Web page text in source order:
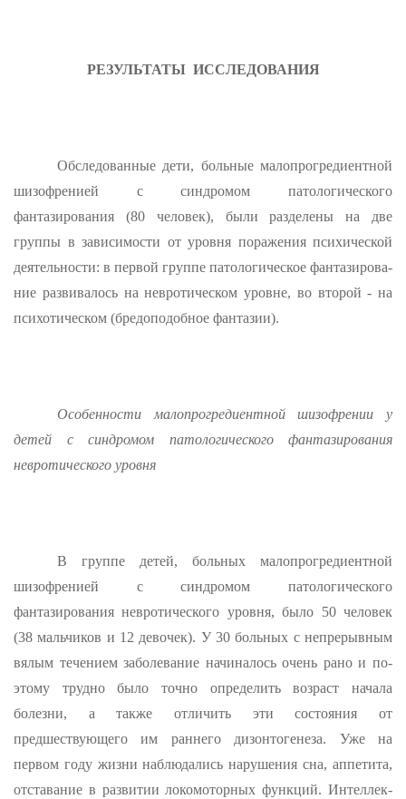
РЕЗУЛЬТАТЫ ИССЛЕДОВАНИЯ
Обследованные дети, больные малопрогредиентной
шизофренией с синдромом патологического
фантазирования (80 человек), были разделены на две
группы в зависимости от уровня поражения психи­ческой
деятельности: в первой группе патологическое фантазирова­
ние развивалось на невротическом уровне, во второй - на
психоти­ческом (бредоподобное фантазии).
Особенности малопрогредиентной шизофрении у
детей с синдромом патологического фантазирования
невротического уровня
В группе детей, больных малопрогредиентной
шизофренией с синдромом патологического
фантазирования невротического уровня, было 50 человек
(38 мальчиков и 12 девочек). У 30 больных с не­прерывным
вялым течением заболевание начиналось очень рано и по­
этому трудно было точно определить возраст начала
болезни, а также отличить эти состояния от
предшествующего им раннего дизонтогенеза. Уже на
первом году жизни наблюдались нарушения сна, аппетита,
отставание в развитии локомоторных функций. Интеллек­